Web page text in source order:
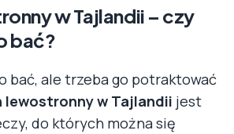
w Tajlandii – czy
bać?
bać, ale trzeba go potraktować
lewostronny w Tajlandii jest
do których można się